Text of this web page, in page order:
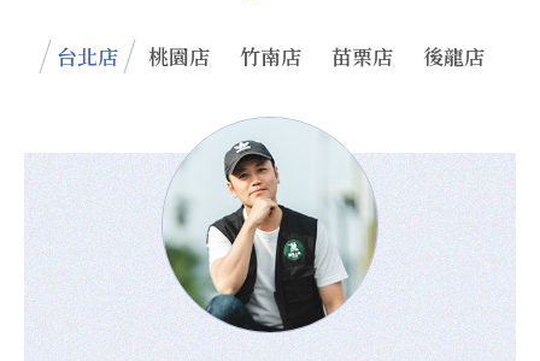
台北店 桃園店 竹南店 苗栗店 後龍店